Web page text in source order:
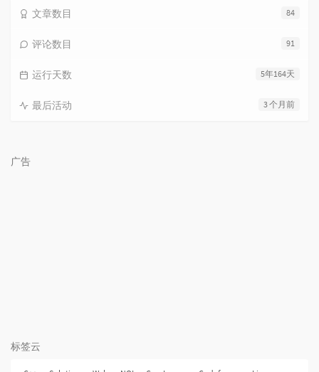
84
文章数目
91
评论数目
5年164天
运行天数
3 个月前
最后活动
广告
标签云